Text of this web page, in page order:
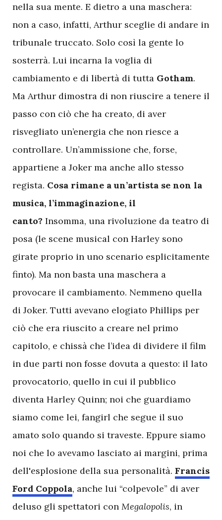
nella sua mente. E dietro a una maschera:
non a caso, infatti, Arthur sceglie di andare in
tribunale truccato. Solo così la gente lo
sosterrà. Lui incarna la voglia di
cambiamento e di libertà di tutta Gotham.
Ma Arthur dimostra di non riuscire a tenere il
passo con ciò che ha creato, di aver
risvegliato un’energia che non riesce a
controllare. Un’ammissione che, forse,
appartiene a Joker ma anche allo stesso
regista. Cosa rimane a un’artista se non la
musica, l’immaginazione, il
canto? Insomma, una rivoluzione da teatro di
posa (le scene musical con Harley sono
girate proprio in uno scenario esplicitamente
finto). Ma non basta una maschera a
provocare il cambiamento. Nemmeno quella
di Joker. Tutti avevano elogiato Phillips per
ciò che era riuscito a creare nel primo
capitolo, e chissà che l’idea di dividere il film
in due parti non fosse dovuta a questo: il lato
provocatorio, quello in cui il pubblico
diventa Harley Quinn; noi che guardiamo
siamo come lei, fangirl che segue il suo
amato solo quando si traveste. Eppure siamo
noi che lo avevamo lasciato ai margini, prima
dell'esplosione della sua personalità. Francis
Ford Coppola, anche lui “colpevole” di aver
deluso gli spettatori con Megalopolis, in